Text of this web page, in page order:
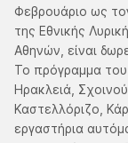
Φεβρουάριο ως
της Εθνικής
Αθηνών, είναι
Το πρόγραμμα
Ηρακλειά,
Καστελλόριζο,
εργαστήρια